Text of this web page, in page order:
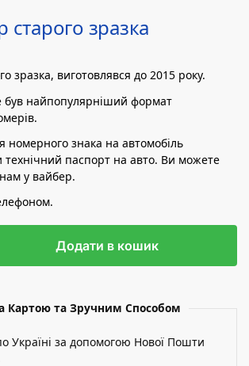
зразка
зразка, виготовлявся до 2015 року.
був найпопулярніший формат
номерного знака на автомобіль
технічний паспорт на авто. Ви можете
у вайбер.
Додати в кошик
Картою та Зручним Способом
Україні за допомогою Нової Пошти